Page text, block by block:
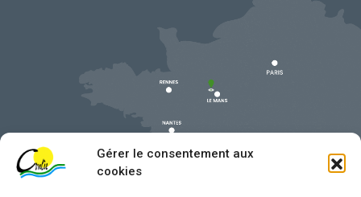
Gérer le consentement aux
cookies